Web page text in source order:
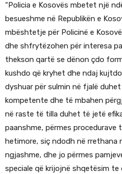
“Policia e Kosovës mbetet një
besueshme në Republikën e
mbështetje për Policinë e
dhe shfrytëzohen për interesa
thekson qartë se dënon çdo
kushdo që kryhet dhe ndaj
dyshuar për sulmin në fjalë
kompetente dhe të mbahen
në raste të tilla duhet të jetë
paanshme, përmes procedurave
hetimore, siç ndodh në rrethana
ngjashme, dhe jo përmes
speciale që krijojnë shqetësim